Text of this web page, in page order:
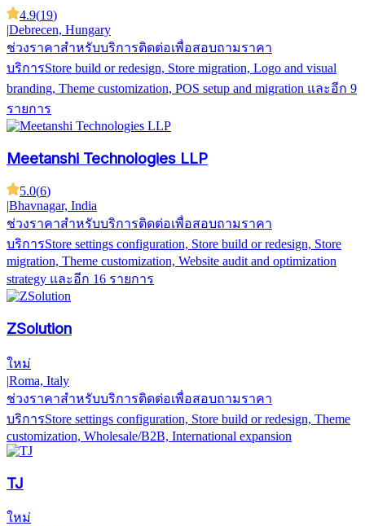
4.9(19)
|Debrecen, Hungary
ช่วงราคาสำหรับบริการติดต่อเพื่อสอบถามราคา
บริการStore build or redesign, Store migration, Logo and visual
branding, Theme customization, POS setup and migration และอีก 9
รายการ
Meetanshi Technologies LLP
5.0(6)
|Bhavnagar, India
ช่วงราคาสำหรับบริการติดต่อเพื่อสอบถามราคา
บริการStore settings configuration, Store build or redesign, Store
migration, Theme customization, Website audit and optimization
strategy และอีก 16 รายการ
ZSolution
ใหม่
|Roma, Italy
ช่วงราคาสำหรับบริการติดต่อเพื่อสอบถามราคา
บริการStore settings configuration, Store build or redesign, Theme
customization, Wholesale/B2B, International expansion
TJ
ใหม่